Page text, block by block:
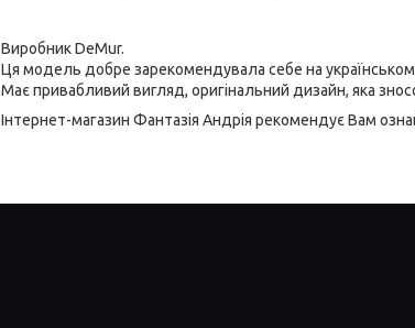
Виробник DeMur.
Ця модель добре зарекомендувала себе на
Має привабливий вигляд, оригінальний дизайн, яка
Інтернет-магазин Фантазія Андрія рекомендує Вам